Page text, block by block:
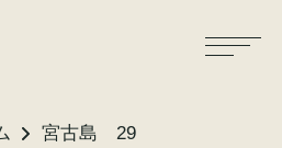
宮古島 29